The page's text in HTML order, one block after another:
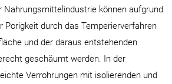
Nahrungsmittelindustrie können aufgrund
Porigkeit durch das Temperierverfahren
und der daraus entstehenden
geschäumt werden. In der
Verrohrungen mit isolierenden und